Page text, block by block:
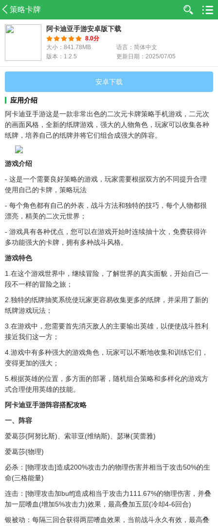
策略卡牌
阿卡迪亚手游安卓版下载
8.0分
大小：841.78MB
语言：简体中文
版本：1.2.5
更新日期：2025/07/05
安卓下载
应用介绍
阿卡迪亚手游这是一款非常出色的二次元卡牌策略手机游戏，二元次
的画面风格，全新的纸牌游戏，强大的人物角色，玩家可以收集各种
纸牌，培养自己的纸牌并将它们组合成强大的阵容。
游戏介绍
- 这是一个需要良好策略的游戏，玩家需要根据双方的不同提升合理
使用自己的卡牌，策略玩法
- 每个角色都有自己的外表，战斗方法和独特的技巧，每个人物都很
漂亮，精美的二次元世界；
- 游戏具有各种优点，您可以在游戏开始时连续抽十次，免费获得许
多功能强大的卡牌，拥有多种战斗风格。
游戏特色
1.在这个游戏世界中，继续冒险，了解世界的真实面貌，开始自己一
段不一样的冒险之旅；
2.独特的纸牌抽奖系统使玩家更容易收集更多的纸牌，并采用了新的
纸牌游戏玩法；
3.在游戏中，您需要首先消灭敌人的主要输出英雄，以便使战斗胜利
接近我们这一方；
4.游戏中有多种强大的游戏角色，玩家可以不断地收集和训练它们，
变得更加的强大；
5.根据英雄的位置，多方面的部署，随机组合策略和多样化的游戏方
式合理使用英雄的技能。
阿卡迪亚手游阵容搭配攻略
一、阵容
爱葛莎(阿努比斯)、索菲亚(维纳斯)、瑟琳(芙蕾雅)
爱葛莎(物理)
必杀：[物理攻击]造成200%攻击力的物理伤害并相当于攻击50%的生
命(三格能量)
连击：[物理攻击加buff]造成相当于攻击力111.67%的物理伤害，并叠
加一层嗜血(增加5%攻击力)效果，最高叠加五层(冷却4-6回合)
银被动：每隔三回合获得两层嗜血效果，当前战斗永久有效，最高叠